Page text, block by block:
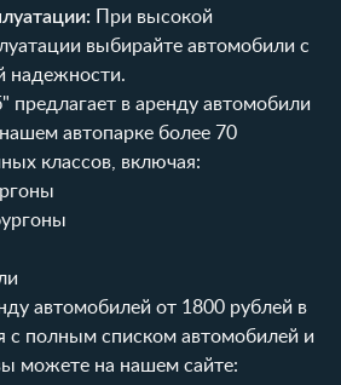
При высокой
выбирайте автомобили с
надежности.
предлагает в аренду автомобили
автопарке более 70
классов, включая:
автомобилей от 1800 рублей в
с полным списком автомобилей и
можете на нашем сайте: